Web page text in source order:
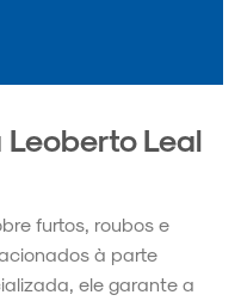
Leoberto Leal
furtos, roubos e
à parte
ele garante a